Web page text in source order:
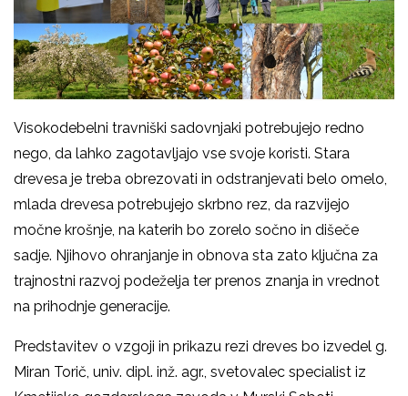
Visokodebelni travniški sadovnjaki potrebujejo redno
nego, da lahko zagotavljajo vse svoje koristi. Stara
drevesa je treba obrezovati in odstranjevati belo omelo,
mlada drevesa potrebujejo skrbno rez, da razvijejo
močne krošnje, na katerih bo zorelo sočno in dišeče
sadje. Njihovo ohranjanje in obnova sta zato ključna za
trajnostni razvoj podeželja ter prenos znanja in vrednot
na prihodnje generacije.
Predstavitev o vzgoji in prikazu rezi dreves bo izvedel g.
Miran Torič, univ. dipl. inž. agr., svetovalec specialist iz